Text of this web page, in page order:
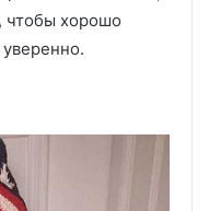
чтобы хорошо
уверенно.